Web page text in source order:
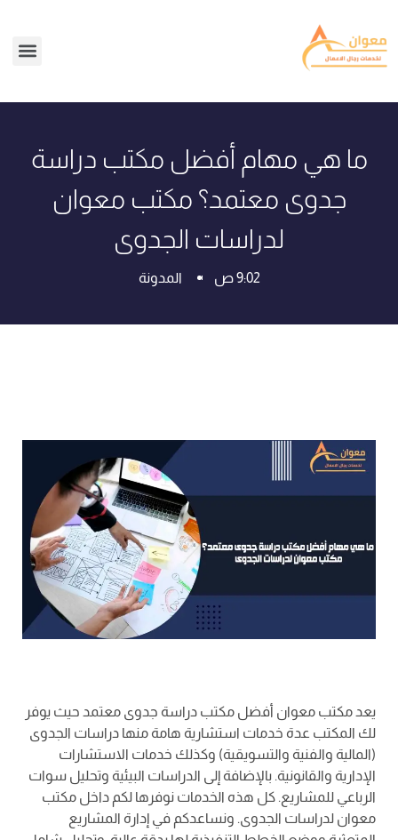
ما هي مهام أفضل مكتب دراسة
جدوى معتمد؟ مكتب معوان
لدراسات الجدوى
9:02 ص المدونة
يعد مكتب معوان أفضل مكتب دراسة جدوى معتمد حيث يوفر
لك المكتب عدة خدمات استشارية هامة منها دراسات الجدوى
(المالية والفنية والتسويقية) وكذلك خدمات الاستشارات
الإدارية والقانونية. بالإضافة إلى الدراسات البيئية وتحليل سوات
الرباعي للمشاريع. كل هذه الخدمات نوفرها لكم داخل مكتب
معوان لدراسات الجدوى. ونساعدكم في إدارة المشاريع